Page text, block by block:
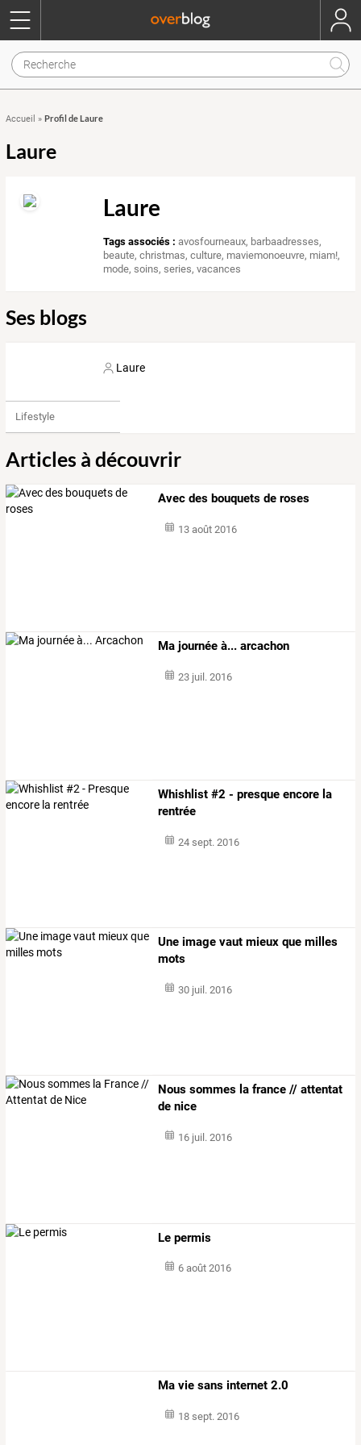
Accueil » Profil de Laure
Laure
Laure
Tags associés : avosfourneaux, barbaadresses,
beaute,christmas,culture, maviemonoeuvre, miam!,
mode,soins,series,vacances
Ses blogs
Laure
Lifestyle
Articles à découvrir
Avec des bouquets de roses
13 août 2016
Ma journée à... arcachon
23 juil. 2016
Whishlist #2 - presque encore la
rentrée
24 sept. 2016
Une image vaut mieux que milles
mots
30 juil. 2016
Nous sommes la france // attentat
de nice
16 juil. 2016
Le permis
6 août 2016
Ma vie sans internet 2.0
18 sept. 2016